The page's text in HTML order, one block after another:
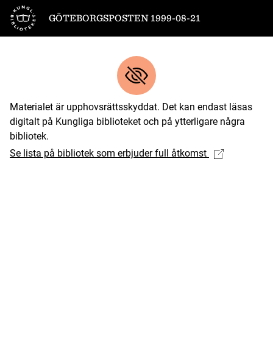
Till startsidan
GÖTEBORGSPOSTEN 1999-08-21
Materialet är upphovsrättsskyddat. Det kan endast läsas
digitalt på Kungliga biblioteket och på ytterligare några
bibliotek.
Se lista på bibliotek som erbjuder full åtkomst